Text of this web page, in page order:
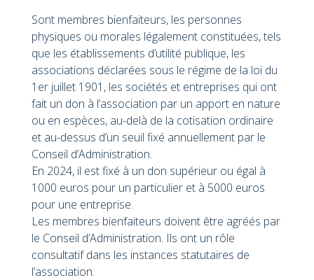
Sont membres bienfaiteurs, les personnes
physiques ou morales légalement constituées, tels
que les établissements d’utilité publique, les
associations déclarées sous le régime de la loi du
1er juillet 1901, les sociétés et entreprises qui ont
fait un don à l’association par un apport en nature
ou en espèces, au-delà de la cotisation ordinaire
et au-dessus d’un seuil fixé annuellement par le
Conseil d’Administration.
En 2024, il est fixé à un don supérieur ou égal à
1000 euros pour un particulier et à 5000 euros
pour une entreprise.
Les membres bienfaiteurs doivent être agréés par
le Conseil d’Administration. Ils ont un rôle
consultatif dans les instances statutaires de
l’association.